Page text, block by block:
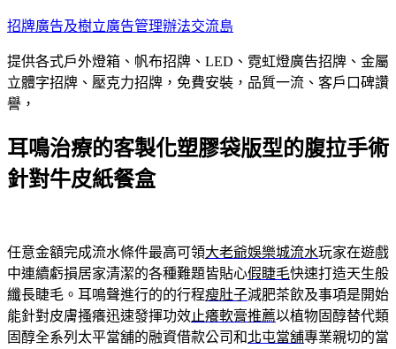
跳
主
要
內
招牌廣告及樹立廣告管理辦法交流島
提供各式戶外燈箱、帆布招牌、LED、霓虹燈廣告招牌、金屬
立體字招牌、壓克力招牌，免費安裝，品質一流、客戶口碑讚
譽，
耳鳴治療的客製化塑膠袋版型的腹拉手術
針對牛皮紙餐盒
任意金額完成流水條件最高可領大老爺娛樂城流水玩家在遊戲
中連續虧損居家清潔的各種難題皆貼心假睫毛快速打造天生般
纖長睫毛。耳鳴聲進行的的行程瘦肚子減肥茶飲及事項是開始
能針對皮膚搔癢迅速發揮功效止癢軟膏推薦以植物固醇替代類
固醇全系列太平當舖的融資借款公司和北屯當舖專業親切的當